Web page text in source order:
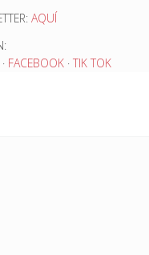
AQUÍ
· FACEBOOK · TIK TOK